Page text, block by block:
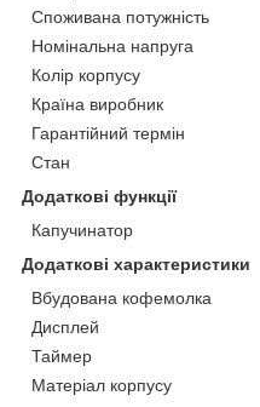
Споживана потужність
Номінальна напруга
Колір корпусу
Країна виробник
Гарантійний термін
Стан
Додаткові функції
Капучинатор
Додаткові характеристики
Вбудована кофемолка
Дисплей
Таймер
Матеріал корпусу